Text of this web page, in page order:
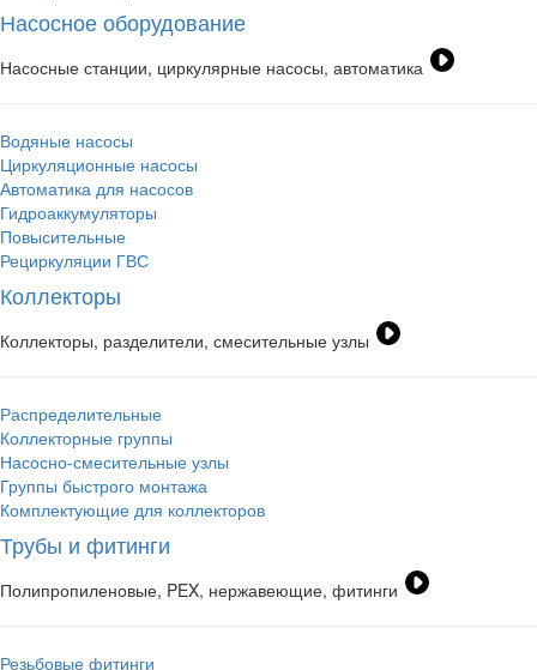
Насосное оборудование
Насосные станции, циркулярные насосы, автоматика
Водяные насосы
Циркуляционные насосы
Автоматика для насосов
Гидроаккумуляторы
Повысительные
Рециркуляции ГВС
Коллекторы
Коллекторы, разделители, смесительные узлы
Распределительные
Коллекторные группы
Насосно-смесительные узлы
Группы быстрого монтажа
Комплектующие для коллекторов
Трубы и фитинги
Полипропиленовые, PEX, нержавеющие, фитинги
Резьбовые фитинги